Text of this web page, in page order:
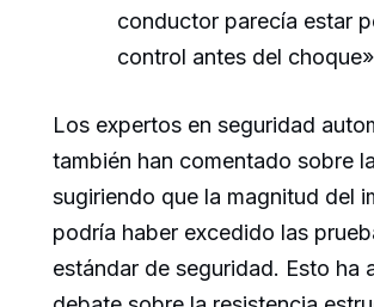
conductor parecía estar
control antes del
Los expertos en seguridad
también han comentado sobre
sugiriendo que la magnitud del
podría haber excedido las
estándar de seguridad. Esto ha